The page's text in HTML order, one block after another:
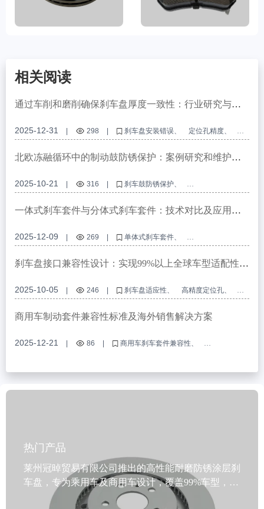
相关阅读
通过车削和磨削确保刹车盘厚度一致性：行业研究与实
2025-12-31 298 刹车盘安装错误
定位孔精度
车削过程
研磨技术 厚度一致性
北欧冻融循环中的制动鼓防锈保护：案例研究和维护策
2025-10-21 316
刹车鼓防锈保护
商用车刹车腐蚀预防
冻融循环制动鼓维护
制动鼓防锈涂层
耐盐雾制动部件
一体式刹车套件与分体式刹车套件：技术对比及应用场
2025-12-09 269
单体式刹车套件
两件式刹车套件
刹车套件选择指南
兼容性判断方法
刹车安装要点
刹车盘接口兼容性设计：实现99%以上全球车型适配性的
2025-10-05 246 刹车盘适应性
高精度定位孔
E-mark认证
OEM刹车盘定制 制动系统接口兼容性
商用车制动套件兼容性标准及海外销售解决方案
2025-12-21 86
商用车刹车套件兼容性
热门产品
莱州冠晫贸易有限公司推出的高性能耐磨防锈涂层刹
车盘，专为乘用车及商用车设计，覆盖99%车型，满
足全球市场多样化需求。产品采用优质灰铁、GG20